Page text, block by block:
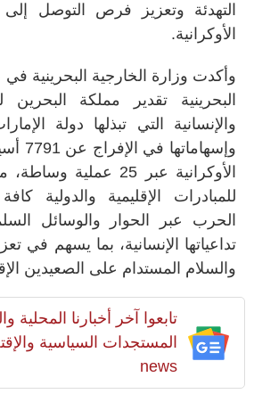
التهدئة وتعزيز فرص التوصل
الأوكرانية.
وأكدت وزارة الخارجية البحرينية في
البحرينية تقدير مملكة البحرين
والإنسانية التي تبذلها دولة
الأوكرانية عبر 25
للمبادرات الإقليمية والدولية
الحرب عبر الحوار والوسائل
تداعياتها الإنسانية، بما يسهم في
والسلام المستدام على الصعيدين
تابعوا آخر أخبارنا المحلية
news